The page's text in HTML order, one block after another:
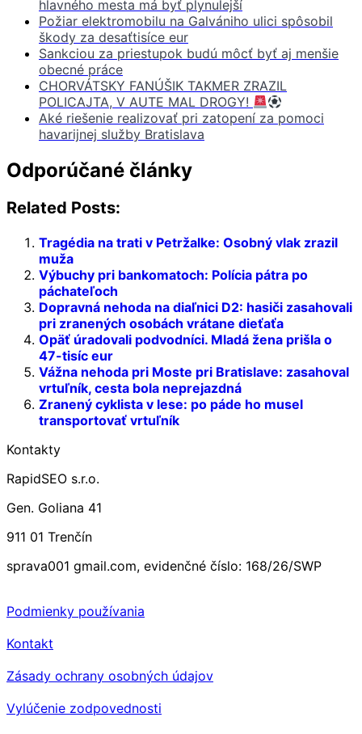
hlavného mesta má byť plynulejší
Požiar elektromobilu na Galvániho ulici spôsobil
škody za desaťtisíce eur
Sankciou za priestupok budú môcť byť aj menšie
obecné práce
CHORVÁTSKY FANÚŠIK TAKMER ZRAZIL
POLICAJTA, V AUTE MAL DROGY!
Aké riešenie realizovať pri zatopení za pomoci
havarijnej služby Bratislava
Odporúčané články
Related Posts:
Tragédia na trati v Petržalke: Osobný vlak zrazil
muža
Výbuchy pri bankomatoch: Polícia pátra po
páchateľoch
Dopravná nehoda na diaľnici D2: hasiči zasahovali
pri zranených osobách vrátane dieťaťa
Opäť úradovali podvodníci. Mladá žena prišla o
47-tisíc eur
Vážna nehoda pri Moste pri Bratislave: zasahoval
vrtuľník, cesta bola neprejazdná
Zranený cyklista v lese: po páde ho musel
transportovať vrtuľník
Kontakty
RapidSEO s.r.o.
Gen. Goliana 41
911 01 Trenčín
sprava001 gmail.com, evidenčné číslo: 168/26/SWP
Podmienky používania
Kontakt
Zásady ochrany osobných údajov
Vylúčenie zodpovednosti